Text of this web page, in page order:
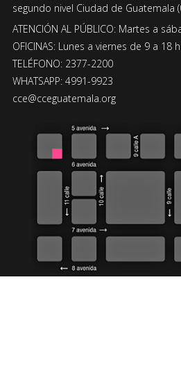
segundo nivel Ciudad de Guatemala
ATENCIÓN AL PÚBLICO: Martes a
OFICINAS: Lunes a viernes de 9 a 18 h
TELÉFONO: 2377-2200
WHATSAPP: 4991-9923
cce@cceguatemala.org